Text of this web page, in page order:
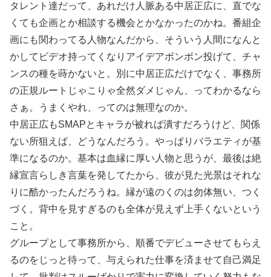
タレント達だって、あれだけ人脈ある中居正広に、直でな
くても企画とか相談する機会とかなかったのかね。番組企
画にも関わってる人物なんだから、そういう人間になんと
かしてビデオ持ってくなりアイデアボンボン投げて、チャ
ンスの種を蒔かないと。別に中居正広だけでなく、事務所
の正規ルートじゃこりゃ全然ダメじゃん、ってわかるなら
さぁ。うまくやれ、ってのは無理なのか。
中居正広もSMAPとキャラが被れば潰すだろうけど、関係
ない所狙えば、どうなんだろう。やっぱりバラエティが基
準になるのか。基本は血縁に厚い人物と思うが、最後は絶
縁宣言らしき言葉を発してたから、彼が見た光景はそれな
りに酷かったんだろうね。縁が遠のくのは勿体無い、つく
づく。背中を見すぎるのも全体が見えず上手くないという
こと。
グループとして事務所から、順番でデビューさせてもらえ
るのをじっと待って、与えられた仕事を済ませて自己満足